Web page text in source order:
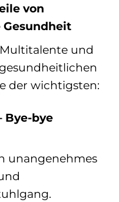
von
und
der wichtigsten:
Bye-bye
unangenehmes